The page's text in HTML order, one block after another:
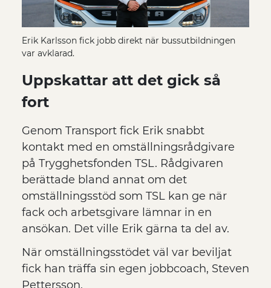
Erik Karlsson fick jobb direkt när bussutbildningen
var avklarad.
Uppskattar att det gick så
fort
Genom Transport fick Erik snabbt
kontakt med en omställningsrådgivare
på Trygghetsfonden TSL. Rådgivaren
berättade bland annat om det
omställningsstöd som TSL kan ge när
fack och arbetsgivare lämnar in en
ansökan. Det ville Erik gärna ta del av.
När omställningsstödet väl var beviljat
fick han träffa sin egen jobbcoach, Steven
Pettersson.